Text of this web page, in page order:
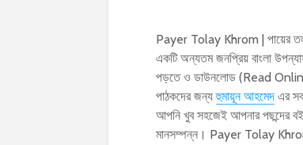
Payer Tolay Khrom | পায়ের
একটি অন্যতম জনপ্রিয় বাংলা
পড়তে ও ডাউনলোড (Read
পাঠকদের জন্যহুমায়ূন আহমেদ এর
আপনি খুব সহজেই আপনার পছন্দের
মানসম্পন্ন। Payer Tolay